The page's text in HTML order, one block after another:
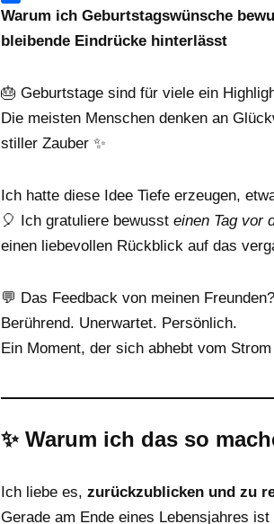
n
k
A
p
g
r
e
b
k
n
k
I
n
m
a
T
e
e
n
Warum ich Geburtstagswünsche
bleibende Eindrücke hinterlässt
🎂 Geburtstage sind für viele ein
Die meisten Menschen denken an
stiller Zauber ✨
Ich hatte diese Idee Tiefe erzeugen,
🎈 Ich gratuliere bewusst einen Tag vor
einen liebevollen Rückblick auf das
💬 Das Feedback von meinen Freunden?
Berührend. Unerwartet. Persönlich.
Ein Moment, der sich abhebt vom
✨ Warum ich das so
Ich liebe es, zurückzublicken und zu
Gerade am Ende eines Lebensjahres